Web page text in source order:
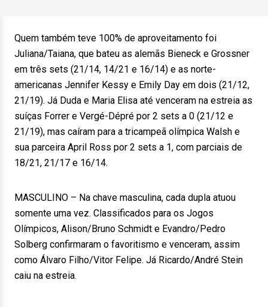
Quem também teve 100% de aproveitamento foi
Juliana/Taiana, que bateu as alemãs Bieneck e Grossner
em três sets (21/14, 14/21 e 16/14) e as norte-
americanas Jennifer Kessy e Emily Day em dois (21/12,
21/19). Já Duda e Maria Elisa até venceram na estreia as
suíças Forrer e Vergé-Dépré por 2 sets a 0 (21/12 e
21/19), mas caíram para a tricampeã olímpica Walsh e
sua parceira April Ross por 2 sets a 1, com parciais de
18/21, 21/17 e 16/14.
MASCULINO – Na chave masculina, cada dupla atuou
somente uma vez. Classificados para os Jogos
Olímpicos, Alison/Bruno Schmidt e Evandro/Pedro
Solberg confirmaram o favoritismo e venceram, assim
como Álvaro Filho/Vitor Felipe. Já Ricardo/André Stein
caiu na estreia.